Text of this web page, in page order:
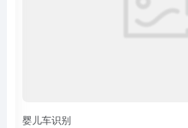
婴儿车识别